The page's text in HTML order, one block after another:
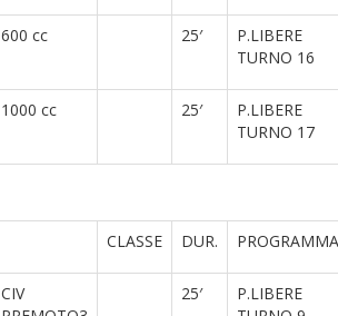
600 cc 25′
P.LIBERE
TURNO 16
1000 cc 25′
P.LIBERE
TURNO 17
CLASSE DUR. PROGRAMMA
CIV
25′
P.LIBERE